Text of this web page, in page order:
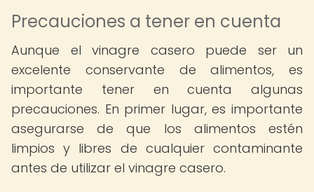
Precauciones a tener en cuenta
Aunque el vinagre casero puede ser un
excelente conservante de alimentos, es
importante tener en cuenta algunas
precauciones. En primer lugar, es importante
asegurarse de que los alimentos estén
limpios y libres de cualquier contaminante
antes de utilizar el vinagre casero.